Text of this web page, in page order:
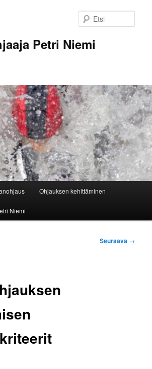
Petri Niemi
Ohjauksen kehittäminen
Niemi
Seuraava →